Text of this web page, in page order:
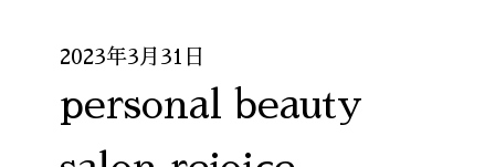
2023年3月31日
personal beauty